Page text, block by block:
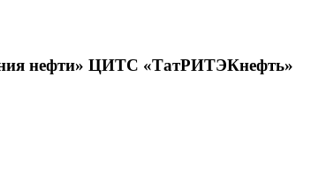
нефти» ЦИТС «ТатРИТЭКнефть»